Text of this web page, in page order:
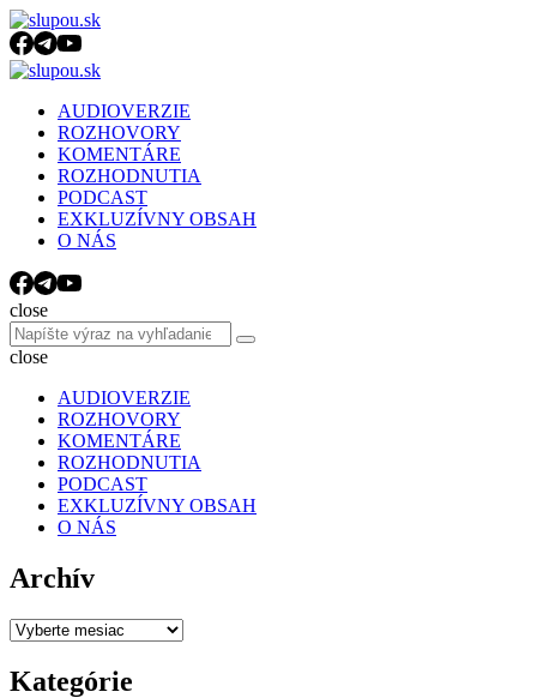
Menu
Search
Menu slupou.sk
AUDIOVERZIE
ROZHOVORY
KOMENTÁRE
ROZHODNUTIA
PODCAST
EXKLUZÍVNY OBSAH
O NÁS
Search
close
Search
for:
Search
close
AUDIOVERZIE
ROZHOVORY
KOMENTÁRE
ROZHODNUTIA
PODCAST
EXKLUZÍVNY OBSAH
O NÁS
Archív
Archív
Kategórie